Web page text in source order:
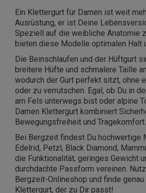
Ein Klettergurt für Damen ist weit
Ausrüstung, er ist Deine
Speziell auf die weibliche Anatomie
bieten diese Modelle optimalen Halt
Die Beinschlaufen und der Hüftgurt
breitere Hüfte und schmalere Taille
wodurch der Gurt perfekt sitzt, ohne
oder zu verrutschen. Egal, ob Du in
am Fels unterwegs bist oder alpine
Damen Klettergurt kombiniert
Bewegungsfreiheit und Tragekomfort.
Bei Bergzeit findest Du hochwertige
Edelrid, Petzl, Black Diamond,
die Funktionalität, geringes Gewicht
durchdachte Passform vereinen.
Bergzeit-Onlineshop und finde genau
Klettergurt, der zu Dir passt!